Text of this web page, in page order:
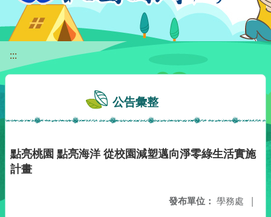
:::
公告彙整
點亮桃園 點亮海洋 從校園減塑邁向淨零綠生活實施
計畫
發布單位： 學務處 |